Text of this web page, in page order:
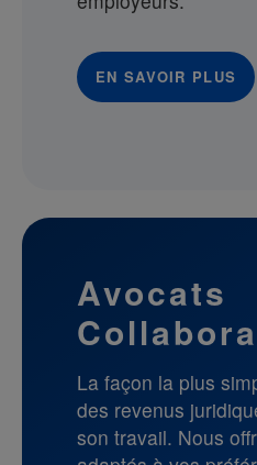
EN SAVOIR PLUS
Avocats
La façon la plus
des revenus
son travail. Nous